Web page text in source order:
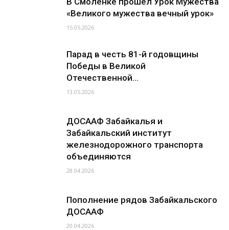
«Великого мужества вечный урок»
15.05.2026
Парад в честь 81-й годовщины
Победы в Великой
Отечественной...
13.05.2026
ДОСААФ Забайкалья и
Забайкальский институт
железнодорожного транспорта
объединяются
28.04.2026
Пополнение рядов Забайкальского
ДОСААФ
20.04.2026